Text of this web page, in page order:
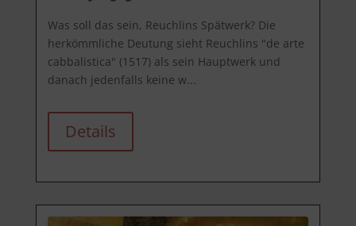
Was soll das sein, Reuchlins Spätwerk? Die
herkömmliche Deutung sieht Reuchlins "de arte
cabbalistica" (1517) als sein Hauptwerk und
danach jedenfalls keine w...
Details